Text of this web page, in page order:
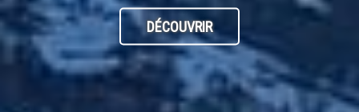
DÉCOUVRIR